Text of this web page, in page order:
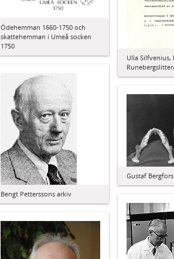
Ödehemman 1660-1750 och
skattehemman i Umeå socken
1750
Ulla
Bengt Petterssons arkiv
Gustaf